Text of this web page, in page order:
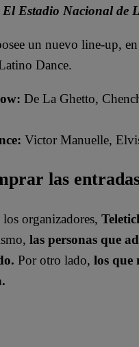
El Estadio Nacional de
un nuevo line-up,
Dance.
De La Ghetto,
Victor Manuelle,
las
organizadores,
las personas que
Por otro lado, los que